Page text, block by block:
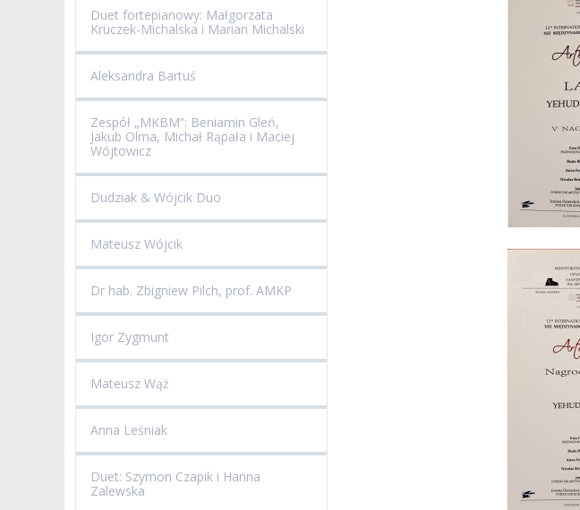
DOSTĘPNOŚĆ
Duet fortepianowy: Małgorzata
Kruczek-Michalska i Marian Michalski
Aleksandra Bartuś
Zespół „MKBM”: Beniamin Gleń,
Jakub Olma, Michał Rąpała i Maciej
Wójtowicz
Dudziak & Wójcik Duo
Mateusz Wójcik
Dr hab. Zbigniew Pilch, prof. AMKP
Igor Zygmunt
Mateusz Wąż
Anna Leśniak
Duet: Szymon Czapik i Hanna
Zalewska